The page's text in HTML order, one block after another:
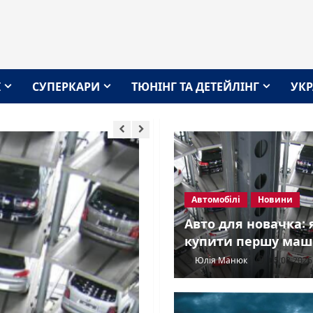
СУПЕРКАРИ ТЮНІНГ ТА ДЕТЕЙЛІНГ
Автомобілі Новини
Авто для новачка:
купити першу
Юлія Манюк